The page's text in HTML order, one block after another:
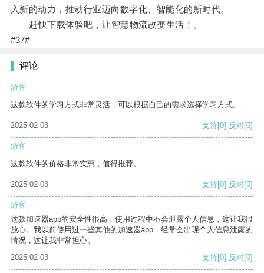
入新的动力，推动行业迈向数字化、智能化的新时代。
赶快下载体验吧，让智慧物流改变生活！。
#37#
评论
游客
这款软件的学习方式非常灵活，可以根据自己的需求选择学习方式。
2025-02-03 支持[0] 反对[0]
游客
这款软件的价格非常实惠，值得推荐。
2025-02-03 支持[0] 反对[0]
游客
这款加速器app的安全性很高，使用过程中不会泄露个人信息，这让我很
放心。我以前使用过一些其他的加速器app，经常会出现个人信息泄露的
情况，这让我非常担心。
2025-02-03
支持[0] 反对[0]